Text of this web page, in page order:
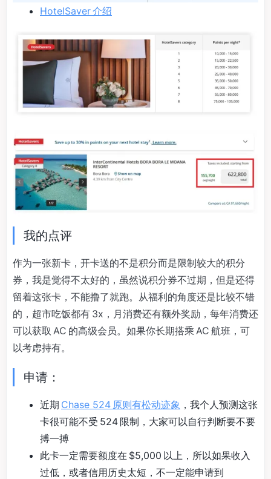
HotelSaver 介绍
我的点评
作为一张新卡，开卡送的不是积分而是限制较大的积分
券，我是觉得不太好的，虽然说积分券不过期，但是还得
留着这张卡，不能撸了就跑。从福利的角度还是比较不错
的，超市吃饭都有 3x，月消费还有额外奖励，每年消费还
可以获取 AC 的高级会员。如果你长期搭乘 AC 航班，可
以考虑持有。
申请：
近期 Chase 524 原则有松动迹象 ，我个人预测这张
卡很可能不受 524 限制，大家可以自行判断要不要
搏一搏
此卡一定需要额度在 $5,000 以上，所以如果收入
过低，或者信用历史太短，不一定能申请到